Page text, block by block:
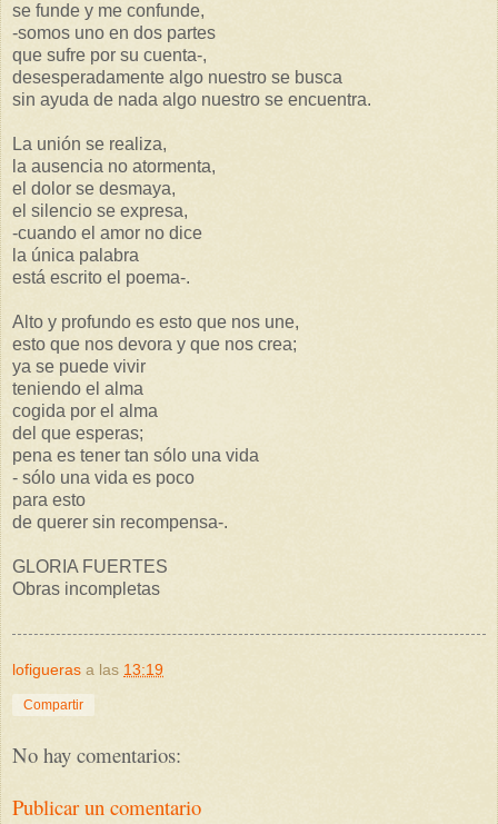
se funde y me confunde,
-somos uno en dos partes
que sufre por su cuenta-,
desesperadamente algo nuestro se busca
sin ayuda de nada algo nuestro se encuentra.
La unión se realiza,
la ausencia no atormenta,
el dolor se desmaya,
el silencio se expresa,
-cuando el amor no dice
la única palabra
está escrito el poema-.
Alto y profundo es esto que nos une,
esto que nos devora y que nos crea;
ya se puede vivir
teniendo el alma
cogida por el alma
del que esperas;
pena es tener tan sólo una vida
- sólo una vida es poco
para esto
de querer sin recompensa-.
GLORIA FUERTES
Obras incompletas
lofigueras a las 13:19
Compartir
No hay comentarios:
Publicar un comentario